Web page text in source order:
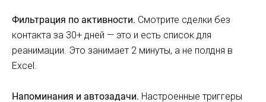
Фильтрация по активности. Смотрите сделки без
контакта за 30+ дней — это и есть список для
реанимации. Это занимает 2 минуты, а не полдня в
Excel.
Напоминания и автозадачи. Настроенные триггеры